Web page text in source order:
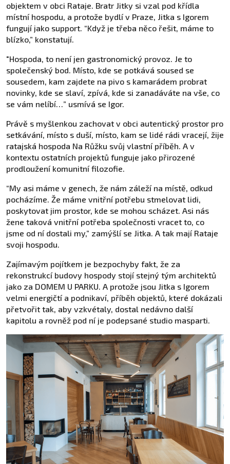
objektem v obci Rataje. Bratr Jitky si vzal pod křídla
místní hospodu, a protože bydlí v Praze, Jitka s Igorem
fungují jako support. “Když je třeba něco řešit, máme to
blízko,” konstatují.
"Hospoda, to není jen gastronomický provoz. Je to
společenský bod. Místo, kde se potkává soused se
sousedem, kam zajdete na pivo s kamarádem probrat
novinky, kde se slaví, zpívá, kde si zanadáváte na vše, co
se vám nelíbí…” usmívá se Igor.
Právě s myšlenkou zachovat v obci autentický prostor pro
setkávání, místo s duší, místo, kam se lidé rádi vracejí, žije
ratajská hospoda Na Růžku svůj vlastní příběh. A v
kontextu ostatních projektů funguje jako přirozené
prodloužení komunitní filozofie.
“My asi máme v genech, že nám záleží na místě, odkud
pocházíme. Že máme vnitřní potřebu stmelovat lidi,
poskytovat jim prostor, kde se mohou scházet. Asi nás
žene taková vnitřní potřeba společnosti vracet to, co
jsme od ní dostali my,” zamýšlí se Jitka. A tak mají Rataje
svoji hospodu.
Zajímavým pojítkem je bezpochyby fakt, že za
rekonstrukcí budovy hospody stojí stejný tým architektů
jako za DOMEM U PARKU. A protože jsou Jitka s Igorem
velmi energičtí a podnikaví, příběh objektů, které dokázali
přetvořit tak, aby vzkvétaly, dostal nedávno další
kapitolu a rovněž pod ní je podepsané studio masparti.